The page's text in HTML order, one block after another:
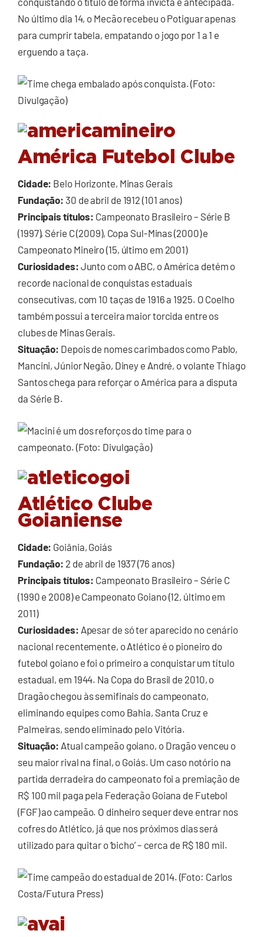
No último dia 14, o Mecão recebeu o Potiguar apenas
para cumprir tabela, empatando o jogo por 1 a 1 e
erguendo a taça.
América Futebol Clube
Cidade: Belo Horizonte, Minas Gerais
Fundação: 30 de abril de 1912 (101 anos)
Principais títulos: Campeonato Brasileiro – Série B
(1997), Série C (2009), Copa Sul-Minas (2000) e
Campeonato Mineiro (15, último em 2001)
Curiosidades: Junto com o ABC, o América detém o
recorde nacional de conquistas estaduais
consecutivas, com 10 taças de 1916 a 1925. O Coelho
também possui a terceira maior torcida entre os
clubes de Minas Gerais.
Situação: Depois de nomes carimbados como Pablo,
Mancini, Júnior Negão, Diney e André, o volante Thiago
Santos chega para reforçar o América para a disputa
da Série B.
Atlético Clube
Goianiense
Cidade: Goiânia, Goiás
Fundação: 2 de abril de 1937 (76 anos)
Principais títulos: Campeonato Brasileiro – Série C
(1990 e 2008) e Campeonato Goiano (12, último em
2011)
Curiosidades: Apesar de só ter aparecido no cenário
nacional recentemente, o Atlético é o pioneiro do
futebol goiano e foi o primeiro a conquistar um título
estadual, em 1944. Na Copa do Brasil de 2010, o
Dragão chegou às semifinais do campeonato,
eliminando equipes como Bahia, Santa Cruz e
Palmeiras, sendo eliminado pelo Vitória.
Situação: Atual campeão goiano, o Dragão venceu o
seu maior rival na final, o Goiás. Um caso notório na
partida derradeira do campeonato foi a premiação de
R$ 100 mil paga pela Federação Goiana de Futebol
(FGF) ao campeão. O dinheiro sequer deve entrar nos
cofres do Atlético, já que nos próximos dias será
utilizado para quitar o ‘bicho’ – cerca de R$ 180 mil.